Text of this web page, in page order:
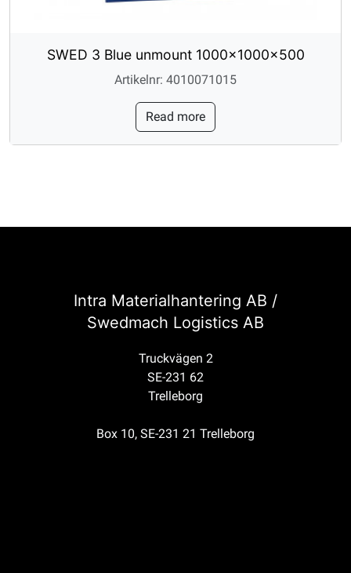
SWED 3 Blue unmount 1000x1000x500
Artikelnr: 4010071015
Read more
Intra Materialhantering AB /
Swedmach Logistics AB
Truckvägen 2
SE-231 62
Trelleborg
Box 10, SE-231 21 Trelleborg